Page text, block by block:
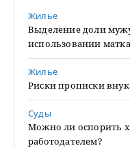
Жилье
Выделение доли
использовании
Жилье
Риски прописки
Суды
Можно ли оспорить
работодателем?